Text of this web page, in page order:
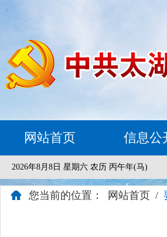
网站首页 信息公
2026年8月8日 星期六 农历 丙午年(马)
您当前的位置： 网站首页 /